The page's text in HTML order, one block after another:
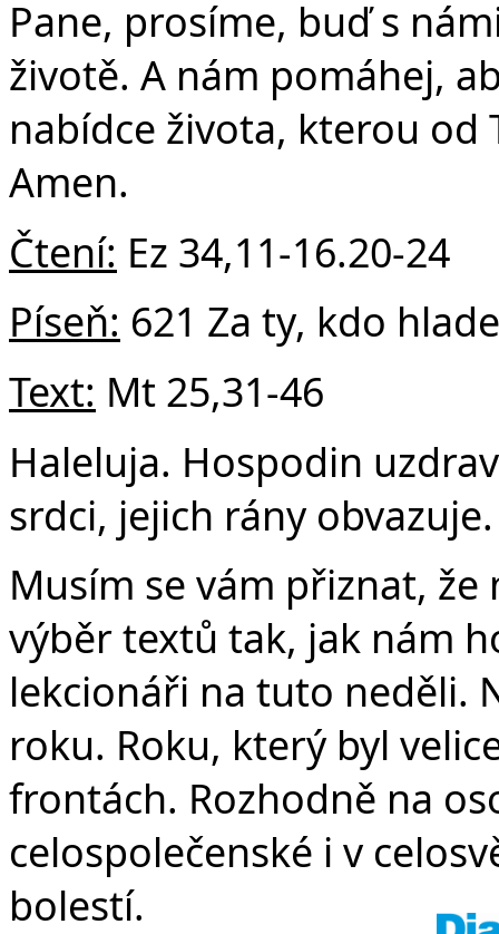
Pane, prosíme, buď s
životě. A nám pomáhej,
nabídce života, kterou od
Amen.
Čtení: Ez 34,11-16.20-24
Píseň: 621 Za ty, kdo
Text: Mt 25,31-46
Haleluja. Hospodin
srdci, jejich rány
Musím se vám přiznat,
výběr textů tak, jak nám
lekcionáři na tuto neděli.
roku. Roku, který byl
frontách. Rozhodně na
celospolečenské i v
bolestí.